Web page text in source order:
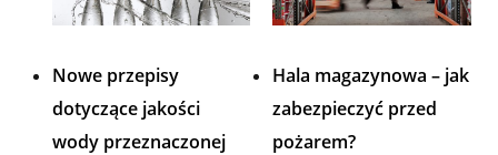
Nowe przepisy
dotyczące jakości
wody przeznaczonej
Hala magazynowa – jak
zabezpieczyć przed
pożarem?